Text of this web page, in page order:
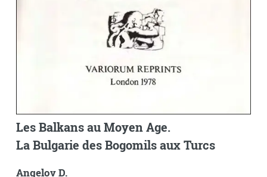
Les Balkans au Moyen Age.
La Bulgarie des Bogomils aux Turcs
Angelov D.